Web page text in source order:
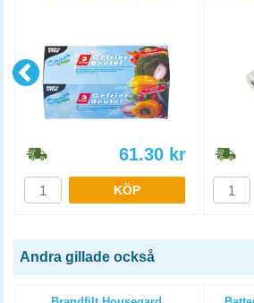
61.30 kr
KÖP
Andra gillade också